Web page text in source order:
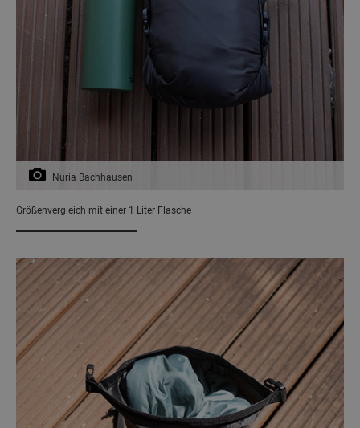
Nuria Bachhausen
Größenvergleich mit einer 1 Liter Flasche